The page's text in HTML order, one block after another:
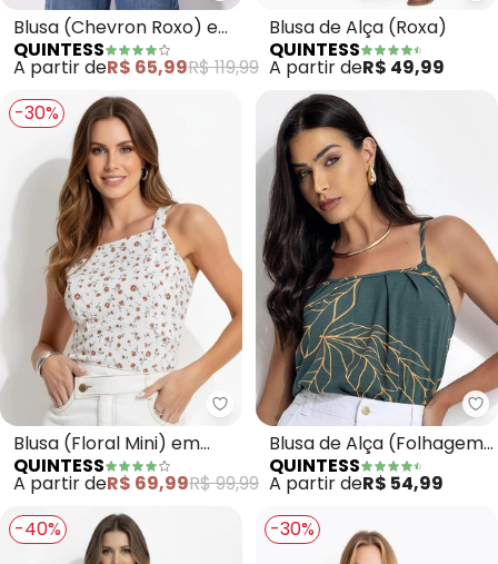
Blusa (Chevron Roxo) em
Crepe Plano
QUINTESS
A partir deR$ 65,99R$ 119,99
Blusa de Alça (Roxa)
QUINTESS
A partir deR$ 49,99
-30%
Quintess - Blusa (Floral Mini)
Blusa (Floral Mini) em
Malha Crepe
QUINTESS
A partir deR$ 69,99R$ 99,99
Blusa de Alça (Folhagem
Verde)
QUINTESS
A partir deR$ 54,99
-40%
-30%